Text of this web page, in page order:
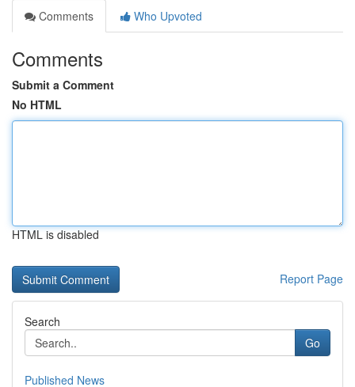
Comments
Who Upvoted
Comments
Submit a Comment
No HTML
HTML is disabled
Report Page
Search
Go
Published News